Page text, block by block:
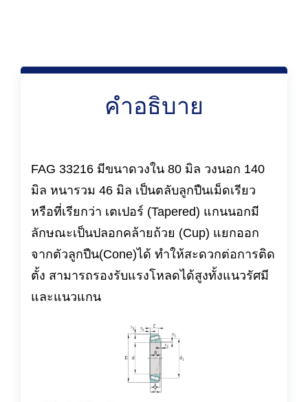
คำอธิบาย
FAG 33216 มีขนาดวงใน 80 มิล วงนอก 140
มิล หนารวม 46 มิล เป็นตลับลูกปืนเม็ดเรียว
หรือที่เรียกว่า เตเปอร์ (Tapered) แกนนอกมี
ลักษณะเป็นปลอกคล้ายถ้วย (Cup) แยกออก
จากตัวลูกปืน(Cone)ได้ ทำให้สะดวกต่อการติด
ตั้ง สามารถรองรับแรงโหลดได้สูงทั้งแนวรัศมี
และแนวแกน